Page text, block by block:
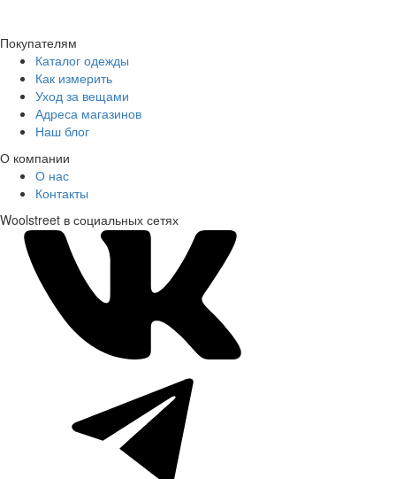
Покупателям
Каталог одежды
Как измерить
Уход за вещами
Адреса магазинов
Наш блог
О компании
О нас
Контакты
Woolstreet в социальных сетях